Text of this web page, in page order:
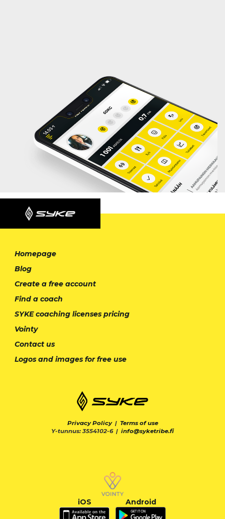
Homepage
Blog
Create a free account
Find a coach
SYKE coaching licenses pricing
Vointy
Contact us
Logos and images for free use
Privacy Policy| Terms of use
Y-tunnus: 3554102-6 | info@syketribe.fi
iOS Android